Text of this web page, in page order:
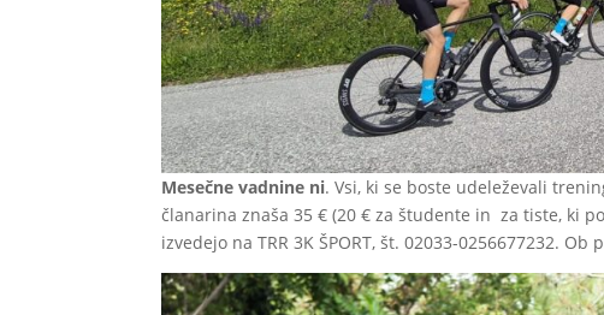
Mesečne vadnine ni. Vsi, ki se boste udeleževali
članarina znaša 35 € (20 € za študente in za tiste, ki
izvedejo na TRR 3K ŠPORT, št. 02033-0256677232.